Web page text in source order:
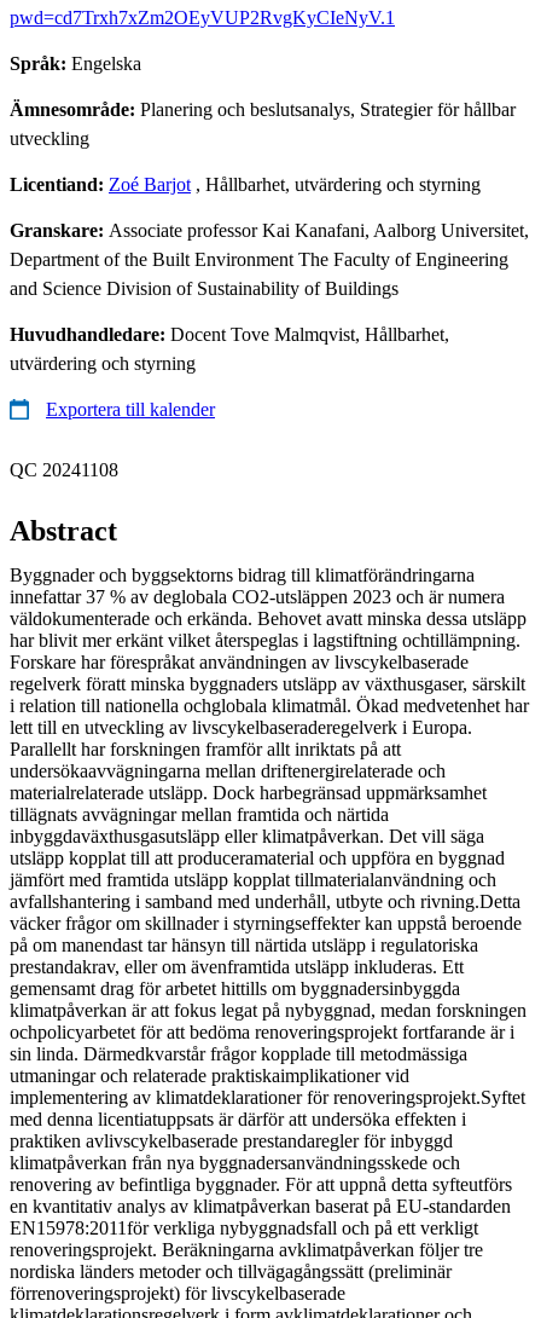
pwd=cd7Trxh7xZm2OEyVUP2RvgKyCIeNyV.1
Språk: Engelska
Ämnesområde: Planering och beslutsanalys, Strategier för hållbar
utveckling
Licentiand: Zoé Barjot , Hållbarhet, utvärdering och styrning
Granskare: Associate professor Kai Kanafani, Aalborg Universitet,
Department of the Built Environment The Faculty of Engineering
and Science Division of Sustainability of Buildings
Huvudhandledare: Docent Tove Malmqvist, Hållbarhet,
utvärdering och styrning
Exportera till kalender
QC 20241108
Abstract
Byggnader och byggsektorns bidrag till klimatförändringarna
innefattar 37 % av deglobala CO2-utsläppen 2023 och är numera
väldokumenterade och erkända. Behovet avatt minska dessa utsläpp
har blivit mer erkänt vilket återspeglas i lagstiftning ochtillämpning.
Forskare har förespråkat användningen av livscykelbaserade
regelverk föratt minska byggnaders utsläpp av växthusgaser, särskilt
i relation till nationella ochglobala klimatmål. Ökad medvetenhet har
lett till en utveckling av livscykelbaseraderegelverk i Europa.
Parallellt har forskningen framför allt inriktats på att
undersökaavvägningarna mellan driftenergirelaterade och
materialrelaterade utsläpp. Dock harbegränsad uppmärksamhet
tillägnats avvägningar mellan framtida och närtida
inbyggdaväxthusgasutsläpp eller klimatpåverkan. Det vill säga
utsläpp kopplat till att produceramaterial och uppföra en byggnad
jämfört med framtida utsläpp kopplat tillmaterialanvändning och
avfallshantering i samband med underhåll, utbyte och rivning.Detta
väcker frågor om skillnader i styrningseffekter kan uppstå beroende
på om manendast tar hänsyn till närtida utsläpp i regulatoriska
prestandakrav, eller om ävenframtida utsläpp inkluderas. Ett
gemensamt drag för arbetet hittills om byggnadersinbyggda
klimatpåverkan är att fokus legat på nybyggnad, medan forskningen
ochpolicyarbetet för att bedöma renoveringsprojekt fortfarande är i
sin linda. Därmedkvarstår frågor kopplade till metodmässiga
utmaningar och relaterade praktiskaimplikationer vid
implementering av klimatdeklarationer för renoveringsprojekt.Syftet
med denna licentiatuppsats är därför att undersöka effekten i
praktiken avlivscykelbaserade prestandaregler för inbyggd
klimatpåverkan från nya byggnadersanvändningsskede och
renovering av befintliga byggnader. För att uppnå detta syfteutförs
en kvantitativ analys av klimatpåverkan baserat på EU-standarden
EN15978:2011för verkliga nybyggnadsfall och på ett verkligt
renoveringsprojekt. Beräkningarna avklimatpåverkan följer tre
nordiska länders metoder och tillvägagångssätt (preliminär
förrenoveringsprojekt) för livscykelbaserade